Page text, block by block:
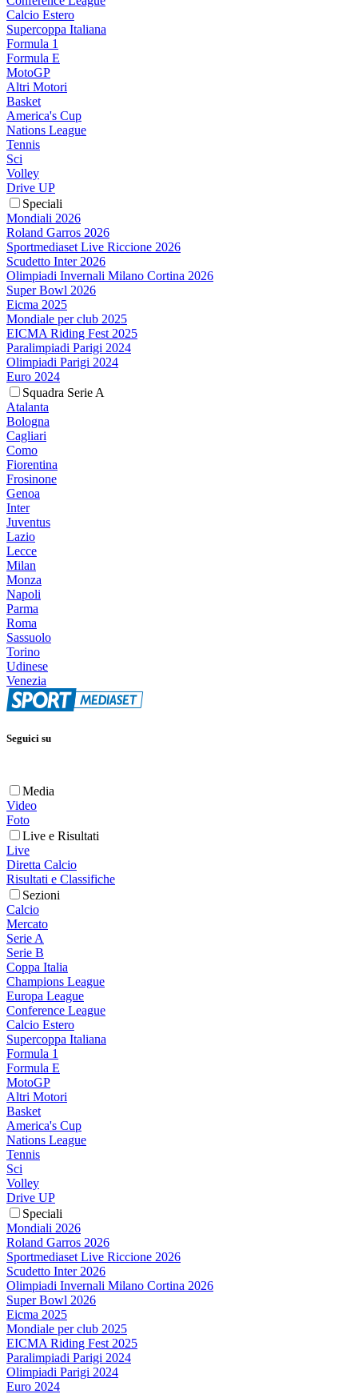
Calcio Estero
Supercoppa Italiana
Formula 1
Formula E
MotoGP
Altri Motori
Basket
America's Cup
Nations League
Tennis
Sci
Volley
Drive UP
Speciali
Mondiali 2026
Roland Garros 2026
Sportmediaset Live Riccione 2026
Scudetto Inter 2026
Olimpiadi Invernali Milano Cortina 2026
Super Bowl 2026
Eicma 2025
Mondiale per club 2025
EICMA Riding Fest 2025
Paralimpiadi Parigi 2024
Olimpiadi Parigi 2024
Euro 2024
Squadra Serie A
Atalanta
Bologna
Cagliari
Como
Fiorentina
Frosinone
Genoa
Inter
Juventus
Lazio
Lecce
Milan
Monza
Napoli
Parma
Roma
Sassuolo
Torino
Udinese
Venezia
Seguici su
Media
Video
Foto
Live e Risultati
Live
Diretta Calcio
Risultati e Classifiche
Sezioni
Calcio
Mercato
Serie A
Serie B
Coppa Italia
Champions League
Europa League
Conference League
Calcio Estero
Supercoppa Italiana
Formula 1
Formula E
MotoGP
Altri Motori
Basket
America's Cup
Nations League
Tennis
Sci
Volley
Drive UP
Speciali
Mondiali 2026
Roland Garros 2026
Sportmediaset Live Riccione 2026
Scudetto Inter 2026
Olimpiadi Invernali Milano Cortina 2026
Super Bowl 2026
Eicma 2025
Mondiale per club 2025
EICMA Riding Fest 2025
Paralimpiadi Parigi 2024
Olimpiadi Parigi 2024
Euro 2024